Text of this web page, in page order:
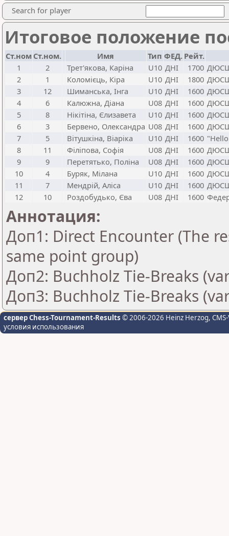
Search for player
Итоговое положение
Ст.ном Ст.ном. Имя Тип ФЕД. Рейт.
1
2 Трет'якова, Каріна U10 ДНІ 1700 ДЮСШ
2
1 Коломієць, Кіра U10 ДНІ 1800
3
12 Шиманська, Інга U10 ДНІ 1600
4
6 Калюжна, Діана U08 ДНІ 1600
5
8 Нікітіна, Єлизавета U10 ДНІ 1600
6
3 Бервено, Олександра U08 ДНІ 1600
7
5 Вітушкіна, Віаріка U10 ДНІ 1600
8
11 Філіпова, Софія U08 ДНІ 1600
9
9 Перетятько, Поліна U08 ДНІ 1600
10
4 Буряк, Мілана U10 ДНІ 1600
11
7 Мендрій, Аліса U10 ДНІ 1600
12
10 Роздобудько, Єва U08 ДНІ 1600
Аннотация:
Доп1: Direct Encounter (The
same point group)
Доп2: Buchholz Tie-Breaks
Доп3: Buchholz Tie-Breaks
сервер Chess-Tournament-Results © 2006-2026 Heinz Herzog,
условия использования